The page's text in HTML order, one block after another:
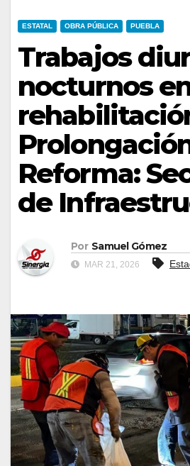
ESTATAL OBRA PÚBLICA PUEBLA
Trabajos
nocturnos
Reforma:
de
Por Samuel Gómez
MAR 21, 2026